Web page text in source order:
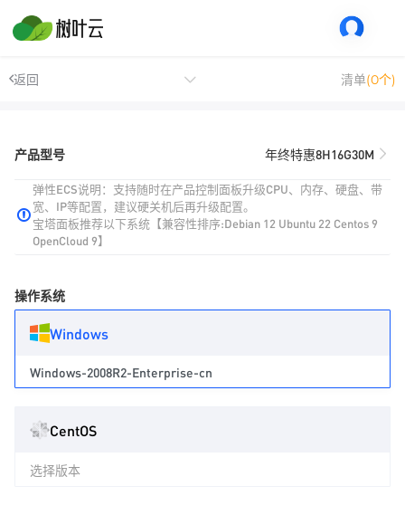
返回 清单(0个)
产品型号 年终特惠8H16G30M
弹性ECS说明：支持随时在产品控制面板升级CPU、内存、硬盘、带
宽、IP等配置，建议硬关机后再升级配置。
宝塔面板推荐以下系统【兼容性排序:Debian 12 Ubuntu 22 Centos 9
OpenCloud 9】
操作系统
Windows
Windows-2008R2-Enterprise-cn
CentOS
选择版本